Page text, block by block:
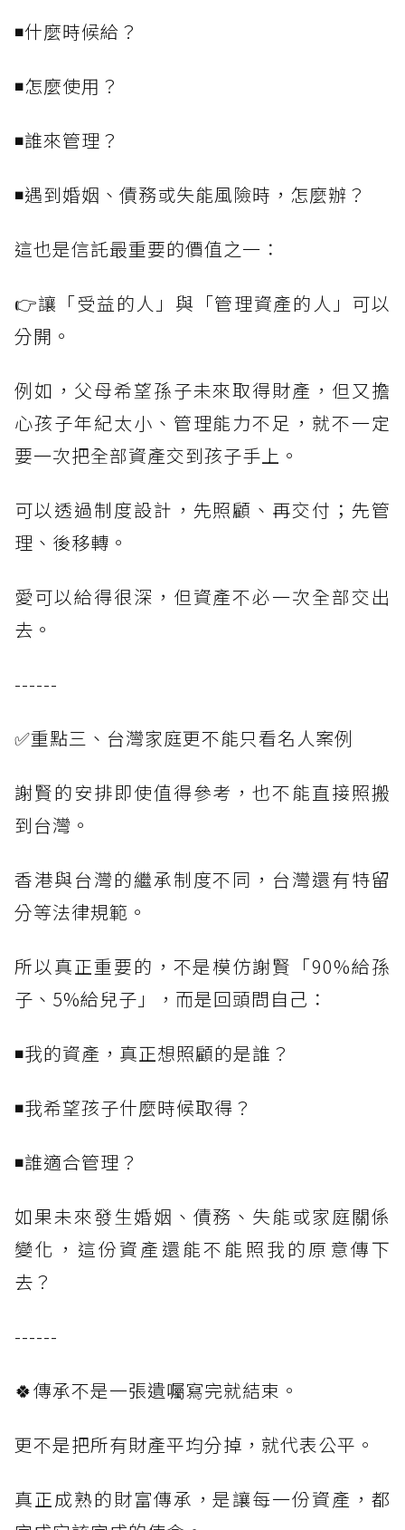
◾什麼時候給？
◾怎麼使用？
◾誰來管理？
◾遇到婚姻、債務或失能風險時，怎麼辦？
這也是信託最重要的價值之一：
👉讓「受益的人」與「管理資產的人」可以
分開。
例如，父母希望孫子未來取得財產，但又擔
心孩子年紀太小、管理能力不足，就不一定
要一次把全部資產交到孩子手上。
可以透過制度設計，先照顧、再交付；先管
理、後移轉。
愛可以給得很深，但資產不必一次全部交出
去。
------
✅重點三、台灣家庭更不能只看名人案例
謝賢的安排即使值得參考，也不能直接照搬
到台灣。
香港與台灣的繼承制度不同，台灣還有特留
分等法律規範。
所以真正重要的，不是模仿謝賢「90%給孫
子、5%給兒子」，而是回頭問自己：
◾我的資產，真正想照顧的是誰？
◾我希望孩子什麼時候取得？
◾誰適合管理？
如果未來發生婚姻、債務、失能或家庭關係
變化，這份資產還能不能照我的原意傳下
去？
------
🍀傳承不是一張遺囑寫完就結束。
更不是把所有財產平均分掉，就代表公平。
真正成熟的財富傳承，是讓每一份資產，都